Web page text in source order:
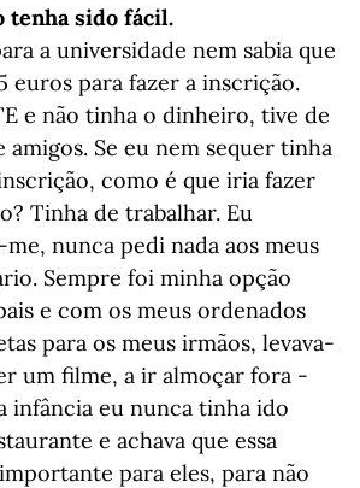
tenha sido fácil.
a universidade nem sabia que
euros para fazer a inscrição.
e não tinha o dinheiro, tive de
Se eu nem sequer tinha
como é que iria fazer
Tinha de trabalhar. Eu
nunca pedi nada aos meus
Sempre foi minha opção
e com os meus ordenados
para os meus irmãos, levava-
um filme, a ir almoçar fora -
infância eu nunca tinha ido
e achava que essa
para eles, para não